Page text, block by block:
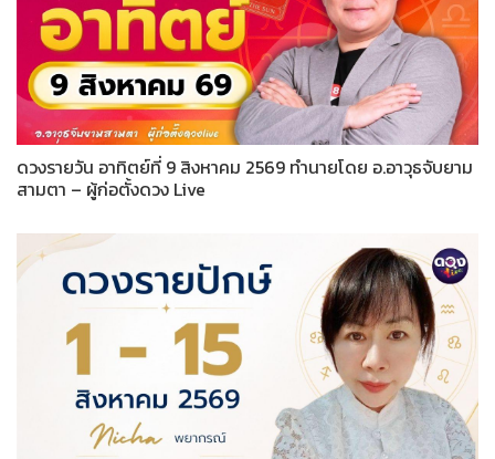
ดวงรายวัน อาทิตย์ที่ 9 สิงหาคม 2569 ทำนายโดย อ.อาวุธจับยาม
สามตา – ผู้ก่อตั้งดวง Live